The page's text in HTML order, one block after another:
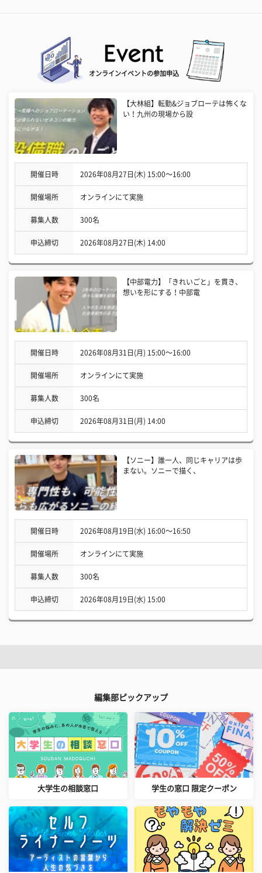
オンラインイベントの参加申込
【大林組】転勤&ジョブローテは怖くな
い！九州の現場から設
開催日時 2026年08月27日(木) 15:00〜16:00
開催場所 オンラインにて実施
募集人数 300名
申込締切 2026年08月27日(木) 14:00
【中部電力】「きれいごと」を貫き、
想いを形にする！中部電
開催日時 2026年08月31日(月) 15:00〜16:00
開催場所 オンラインにて実施
募集人数 300名
申込締切 2026年08月31日(月) 14:00
【ソニー】誰一人、同じキャリアは歩
まない。ソニーで描く、
開催日時 2026年08月19日(水) 16:00〜16:50
開催場所 オンラインにて実施
募集人数 300名
申込締切 2026年08月19日(水) 15:00
編集部ピックアップ
大学生の相談窓口 学生の窓口 限定クーポン